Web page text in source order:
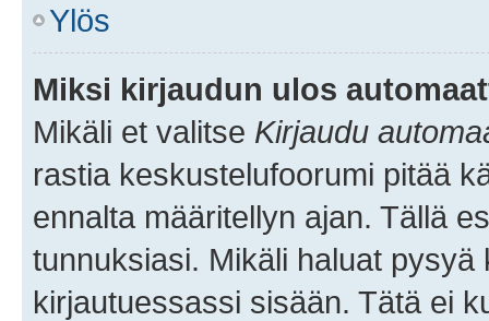
Ylös
Miksi kirjaudun ulos
Mikäli et valitse Kirjaudu
rastia keskustelufoorumi pitää
ennalta määritellyn ajan. Tällä
tunnuksiasi. Mikäli haluat
kirjautuessassi sisään. Tätä ei